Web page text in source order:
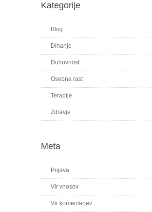
Kategorije
Blog
Dihanje
Duhovnost
Osebna rast
Terapije
Zdravje
Meta
Prijava
Vir vnosov
Vir komentarjev